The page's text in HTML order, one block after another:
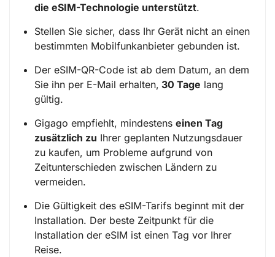
die eSIM-Technologie unterstützt.
Stellen Sie sicher, dass Ihr Gerät nicht an einen
bestimmten Mobilfunkanbieter gebunden ist.
Der eSIM-QR-Code ist ab dem Datum, an dem
Sie ihn per E-Mail erhalten, 30 Tage lang
gültig.
Gigago empfiehlt, mindestens einen Tag
zusätzlich zu Ihrer geplanten Nutzungsdauer
zu kaufen, um Probleme aufgrund von
Zeitunterschieden zwischen Ländern zu
vermeiden.
Die Gültigkeit des eSIM-Tarifs beginnt mit der
Installation. Der beste Zeitpunkt für die
Installation der eSIM ist einen Tag vor Ihrer
Reise.